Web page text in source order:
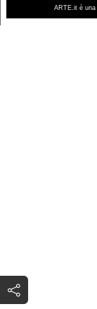
ARTE.it è